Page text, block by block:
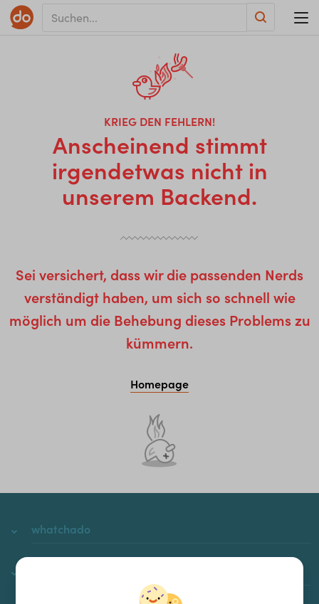
KRIEG DEN FEHLERN!
Anscheinend stimmt
irgendetwas nicht in
unserem Backend.
Sei versichert, dass wir die passenden Nerds
verständigt haben, um sich so schnell wie
möglich um die Behebung dieses Problems zu
kümmern.
Homepage
whatchado